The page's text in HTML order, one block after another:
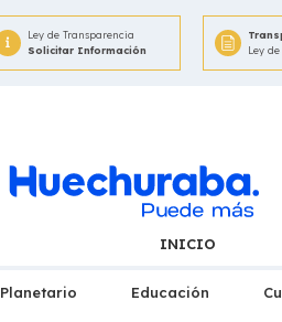
Ley de Transparencia
Solicitar Información
Ley
INICIO
Planetario Educación